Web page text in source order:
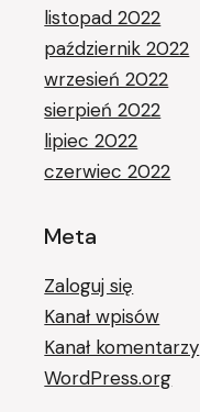
listopad 2022
październik 2022
wrzesień 2022
sierpień 2022
lipiec 2022
czerwiec 2022
Meta
Zaloguj się
Kanał wpisów
Kanał komentarzy
WordPress.org